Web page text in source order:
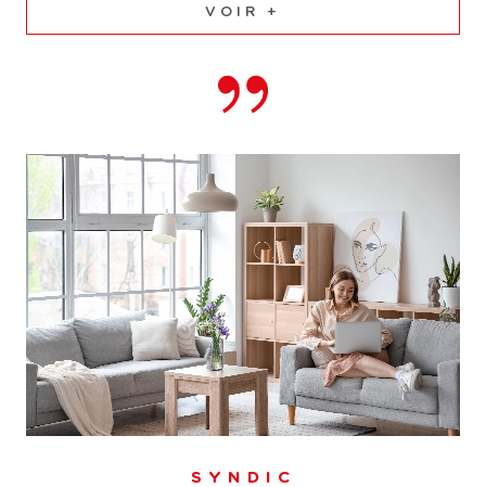
VOIR +
SYNDIC